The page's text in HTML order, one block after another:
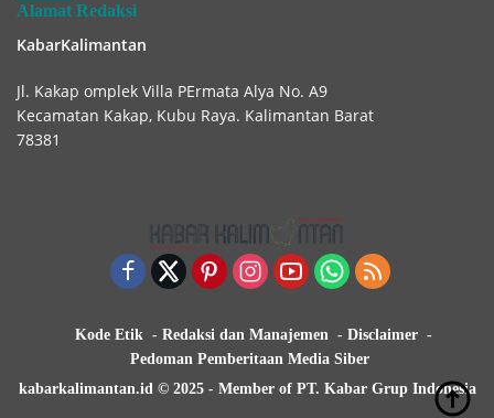
Alamat Redaksi
KabarKalimantan
Jl. Kakap omplek Villa PErmata Alya No. A9
Kecamatan Kakap, Kubu Raya. Kalimantan Barat
78381
Kode Etik Redaksi dan Manajemen
Disclaimer
Pedoman Pemberitaan Media Siber
kabarkalimantan.id © 2025 - Member of PT. Kabar Grup Indonesia